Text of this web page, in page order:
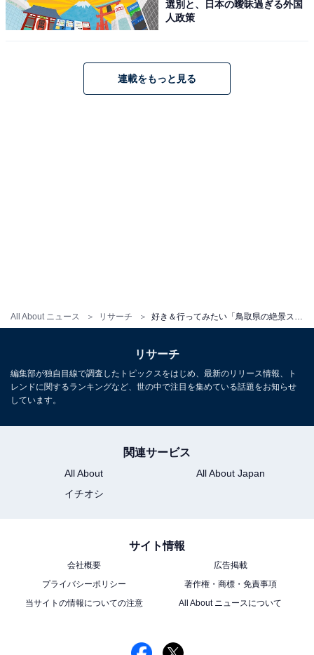
All About ニュース リサーチ
県）などのコメントが寄せられました。
この記事の筆者：福島 ゆき プロフィール
こちらもおすすめ
選別と、日本の曖昧過ぎる外国
人政策
連載をもっと見る
リサーチ
編集部が独自目線で調査したトピックスをはじめ、最新のリリース情報、ト
レンドに関するランキングなど、世の中で注目を集めている話題をお知らせ
しています。
関連サービス
All About
All About Japan
イチオシ
サイト情報
会社概要
広告掲載
プライバシーポリシー
著作権・商標・免責事項
当サイトの情報についての注意
All About ニュースについて